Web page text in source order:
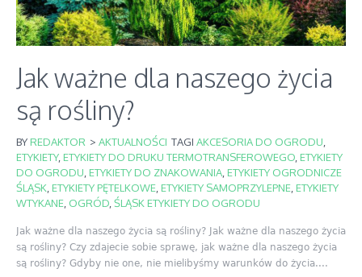
Jak ważne dla naszego życia
są rośliny?
BYREDAKTOR > AKTUALNOŚCI TAGI AKCESORIA DO OGRODU,
ETYKIETY,ETYKIETY DO DRUKU TERMOTRANSFEROWEGO,ETYKIETY
DO OGRODU,ETYKIETY DO ZNAKOWANIA,ETYKIETY OGRODNICZE
ŚLĄSK,ETYKIETY PĘTELKOWE,ETYKIETY SAMOPRZYLEPNE,ETYKIETY
WTYKANE, OGRÓD,ŚLĄSK ETYKIETY DO OGRODU
Jak ważne dla naszego życia są rośliny? Jak ważne dla naszego życia
są rośliny? Czy zdajecie sobie sprawę, jak ważne dla naszego życia
są rośliny? Gdyby nie one, nie mielibyśmy warunków do życia....